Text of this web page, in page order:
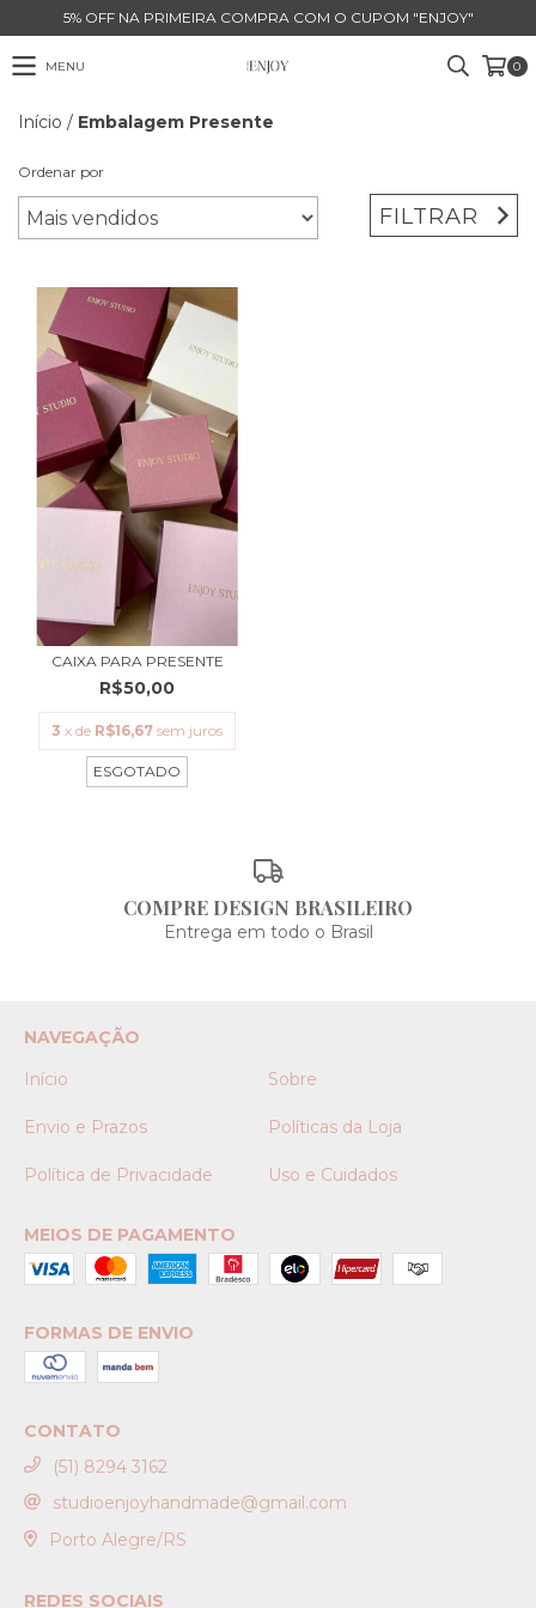
5% OFF NA PRIMEIRA COMPRA COM O CUPOM "ENJOY"
MENU 0
Início / Embalagem Presente
Ordenar por
FILTRAR
CAIXA PARA PRESENTE
R$50,00
3 x de R$16,67 sem juros
ESGOTADO
COMPRE DESIGN BRASILEIRO
Entrega em todo o Brasil
NAVEGAÇÃO
Início
Sobre
Envio e Prazos Políticas da Loja
Política de Privacidade Uso e Cuidados
MEIOS DE PAGAMENTO
FORMAS DE ENVIO
CONTATO
(51) 8294 3162
studioenjoyhandmade@gmail.com
Porto Alegre/RS
REDES SOCIAIS